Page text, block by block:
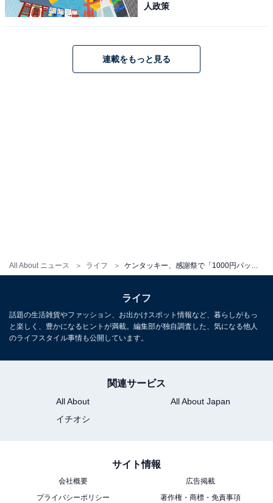
All About ニュース ライフ
人政策
連載をもっと見る
ライフ
話題の生活雑貨やファッション、お出かけスポット情報など、暮らしがもっ
と楽しく、豊かになるヒントが満載。編集部が独自調査した、気になる他人
のライフスタイル事情も公開しています。
関連サービス
All About
All About Japan
イチオシ
サイト情報
会社概要
広告掲載
プライバシーポリシー
著作権・商標・免責事項